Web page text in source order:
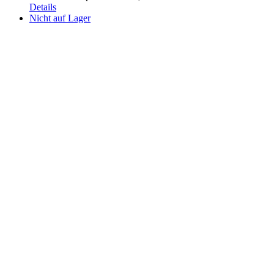
Details
Nicht auf Lager